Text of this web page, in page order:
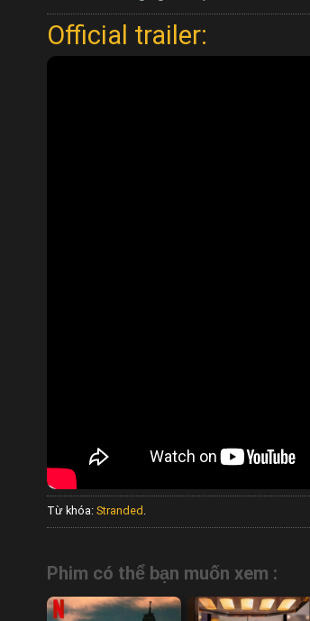
Official trailer:
Từ khóa: Stranded .
Phim có thể bạn muốn xem :